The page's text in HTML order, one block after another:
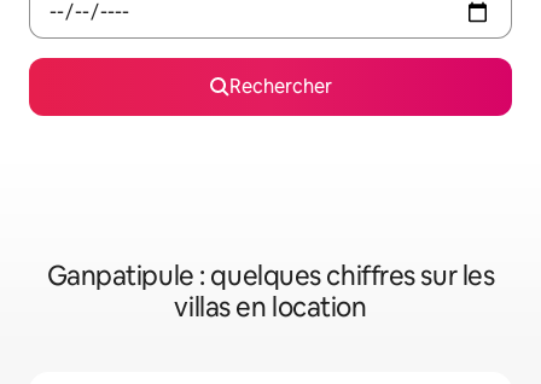
Rechercher
Ganpatipule : quelques chiffres sur les
villas en location